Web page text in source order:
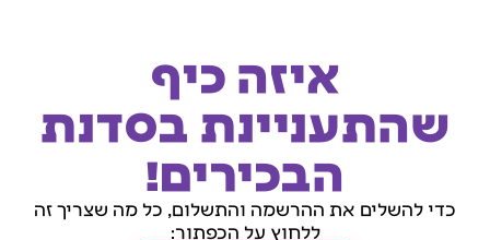
איזה כיף
שהתעניינת בסדנת
הבכירים!
כדי להשלים את ההרשמה והתשלום, כל מה שצריך זה
ללחוץ על הכפתור: